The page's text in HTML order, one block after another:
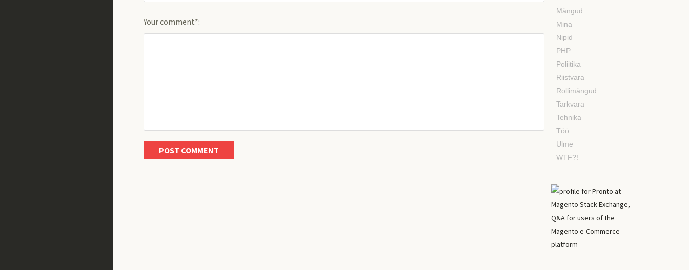
Your comment*:
Mängud
Mina
Nipid
PHP
Poliitika
Riistvara
Rollimängud
Tarkvara
Tehnika
Töö
Ulme
WTF?!